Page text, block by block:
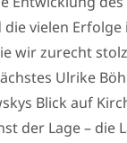
vielen
wir zurecht
Ulrike
Blick auf
der Lage – die